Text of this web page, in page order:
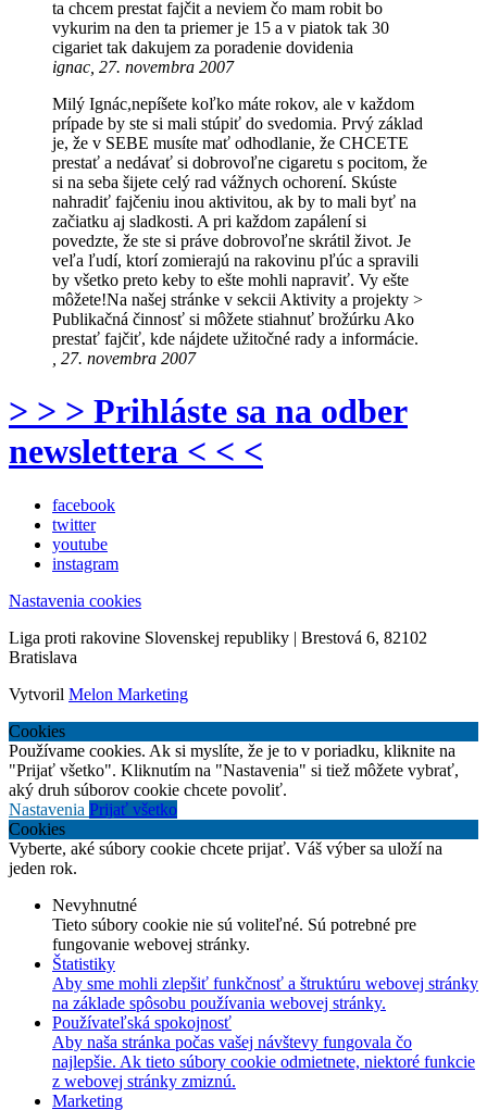
ta chcem prestat fajčit a neviem čo mam robit bo
vykurim na den ta priemer je 15 a v piatok tak 30
cigariet tak dakujem za poradenie dovidenia
ignac, 27. novembra 2007
Milý Ignác,nepíšete koľko máte rokov, ale v každom
prípade by ste si mali stúpiť do svedomia. Prvý základ
je, že v SEBE musíte mať odhodlanie, že CHCETE
prestať a nedávať si dobrovoľne cigaretu s pocitom, že
si na seba šijete celý rad vážnych ochorení. Skúste
nahradiť fajčeniu inou aktivitou, ak by to mali byť na
začiatku aj sladkosti. A pri každom zapálení si
povedzte, že ste si práve dobrovoľne skrátil život. Je
veľa ľudí, ktorí zomierajú na rakovinu pľúc a spravili
by všetko preto keby to ešte mohli napraviť. Vy ešte
môžete!Na našej stránke v sekcii Aktivity a projekty >
Publikačná činnosť si môžete stiahnuť brožúrku Ako
prestať fajčiť, kde nájdete užitočné rady a informácie.
, 27. novembra 2007
> > > Prihláste sa na odber
newslettera < < <
facebook
twitter
youtube
instagram
Nastavenia cookies
Liga proti rakovine Slovenskej republiky | Brestová 6, 82102
Bratislava
Vytvoril Melon Marketing
Cookies
Používame cookies. Ak si myslíte, že je to v poriadku, kliknite na
"Prijať všetko". Kliknutím na "Nastavenia" si tiež môžete vybrať,
aký druh súborov cookie chcete povoliť.
Nastavenia Prijať všetko
Cookies
Vyberte, aké súbory cookie chcete prijať. Váš výber sa uloží na
jeden rok.
Nevyhnutné
Tieto súbory cookie nie sú voliteľné. Sú potrebné pre
fungovanie webovej stránky.
Štatistiky
Aby sme mohli zlepšiť funkčnosť a štruktúru webovej stránky
na základe spôsobu používania webovej stránky.
Používateľská spokojnosť
Aby naša stránka počas vašej návštevy fungovala čo
najlepšie. Ak tieto súbory cookie odmietnete, niektoré funkcie
z webovej stránky zmiznú.
Marketing